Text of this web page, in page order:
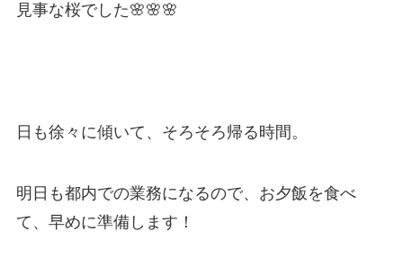
見事な桜でした🌸🌸🌸
日も徐々に傾いて、そろそろ帰る時間。
明日も都内での業務になるので、お夕飯を食べ
て、早めに準備します！